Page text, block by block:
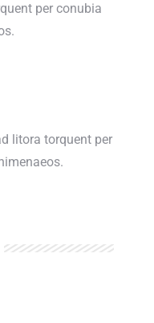
per conubia
litora torquent per